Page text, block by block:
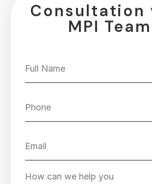
Consultation
MPI Team